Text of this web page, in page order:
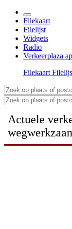
Filekaart
Filelijst
Widgets
Radio
Verkeerplaza
Filekaart
Actuele